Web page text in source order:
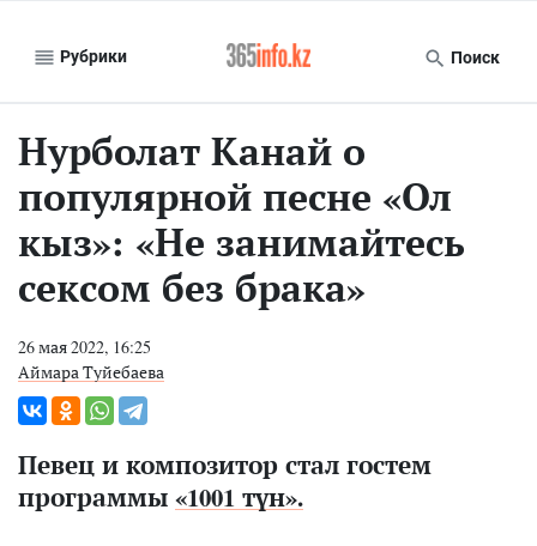
Рубрики Поиск
Нурболат Канай о
популярной песне «Ол
кыз»: «Не занимайтесь
сексом без брака»
26 мая 2022, 16:25
Аймара Туйебаева
Певец и композитор стал гостем
программы «1001 түн».